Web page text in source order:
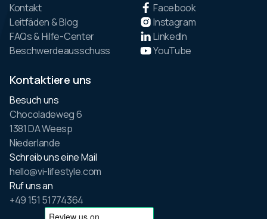
Kontakt
Leitfäden & Blog
FAQs & Hilfe-Center
Beschwerdeausschuss
Facebook
Instagram
LinkedIn
YouTube
Kontaktiere uns
Besuch uns
Chocoladeweg 6
1381 DA Weesp
Niederlande
Schreib uns eine Mail
hello@vi-lifestyle.com
Ruf uns an
+49 151 51774364